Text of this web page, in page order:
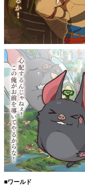
■ワールド